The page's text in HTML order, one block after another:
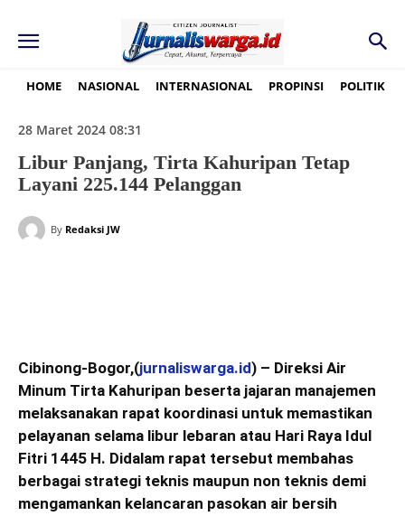
HOME NASIONAL INTERNASIONAL PROPINSI POLITIK
28 Maret 2024 08:31
Libur Panjang, Tirta Kahuripan Tetap
Layani 225.144 Pelanggan
By Redaksi JW
Cibinong-Bogor,(jurnaliswarga.id) – Direksi Air
Minum Tirta Kahuripan beserta jajaran manajemen
melaksanakan rapat koordinasi untuk memastikan
pelayanan selama libur lebaran atau Hari Raya Idul
Fitri 1445 H. Didalam rapat tersebut membahas
berbagai strategi teknis maupun non teknis demi
mengamankan kelancaran pasokan air bersih